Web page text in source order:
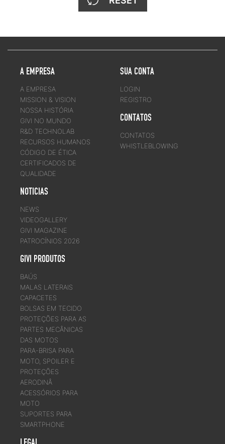
A EMPRESA
A EMPRESA
MISSION & VISION
NOSSA HISTÓRIA
GIVI NO MUNDO
R&D TECHNOLAB
RECURSOS HUMANOS
CÓDIGO DE ÉTICA
CERTIFICADOS DE
QUALIDADE
NOTICIAS
NEWS
VIDEOGALLERY
GIVI MAGAZINE
PATROCÍNIOS 2026
GIVI PRODUTOS
BAÚS
MALAS LATERAIS
CAPACETES
BOLSAS EM TECIDO
PROTEÇÕES PARA AS
PARTES MECÂNICAS
DAS MOTOS
PARA-BRISA PARA
MOTO, SPOILER E
PROTEÇÕES
AERODINÂ
ACESSÓRIOS PARA
MOTO
SUPORTES PARA
SMARTPHONE
SUA CONTA
LOGIN
REGISTRO
CONTATOS
CONTATOS
WHISTLEBLOWING